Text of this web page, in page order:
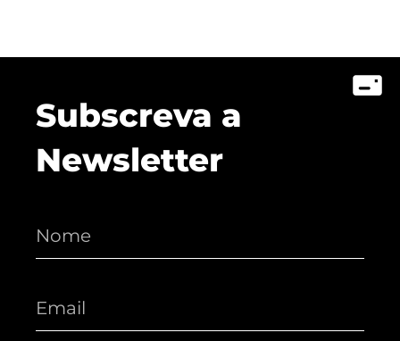
Subscreva a
Newsletter